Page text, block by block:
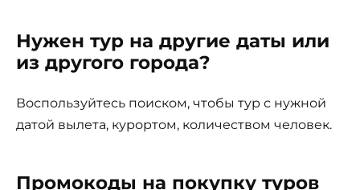
Нужен тур на другие даты или
из другого города?
Воспользуйтесь поиском, чтобы тур с нужной
датой вылета, курортом, количеством человек.
Промокоды на покупку туров